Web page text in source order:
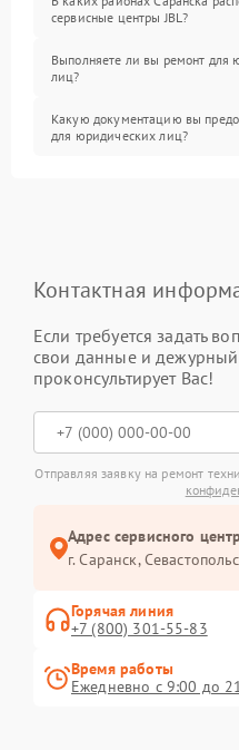
сервисные центры JBL?
Выполняете ли вы ремонт для
лиц?
Какую документацию вы
для юридических лиц?
Контактная
Если требуется задать
свои данные и дежурный
проконсультирует Вас!
Отправляя заявку на ремонт
Адрес сервисного
г. Саранск,
Горячая линия
+7 (800) 301-55-83
Время работы
Ежедневно с 9:00 до